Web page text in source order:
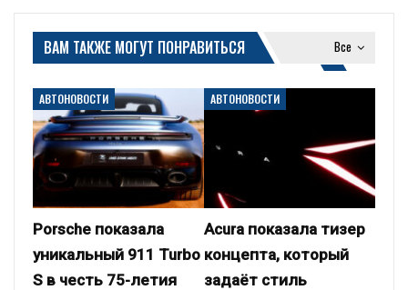
Все
ВАМ ТАКЖЕ МОГУТ ПОНРАВИТЬСЯ
АВТОНОВОСТИ
Porsche показала
уникальный 911 Turbo
S в честь 75-летия
АВТОНОВОСТИ
Acura показала тизер
концепта, который
задаёт стиль